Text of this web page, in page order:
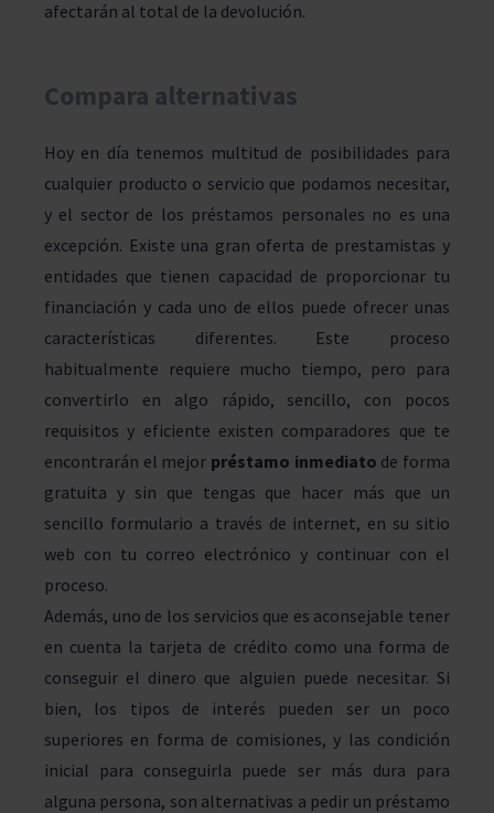
afectarán al total de la devolución.
Compara alternativas
Hoy en día tenemos multitud de posibilidades para
cualquier producto o servicio que podamos necesitar,
y el sector de los préstamos personales no es una
excepción. Existe una gran oferta de prestamistas y
entidades que tienen capacidad de proporcionar tu
financiación y cada uno de ellos puede ofrecer unas
características diferentes. Este proceso
habitualmente requiere mucho tiempo, pero para
convertirlo en algo rápido, sencillo, con pocos
requisitos y eficiente existen comparadores que te
encontrarán el mejor préstamo inmediato de forma
gratuita y sin que tengas que hacer más que un
sencillo formulario a través de internet, en su sitio
web con tu correo electrónico y continuar con el
proceso.
Además, uno de los servicios que es aconsejable tener
en cuenta la tarjeta de crédito como una forma de
conseguir el dinero que alguien puede necesitar. Si
bien, los tipos de interés pueden ser un poco
superiores en forma de comisiones, y las condición
inicial para conseguirla puede ser más dura para
alguna persona, son alternativas a pedir un préstamo